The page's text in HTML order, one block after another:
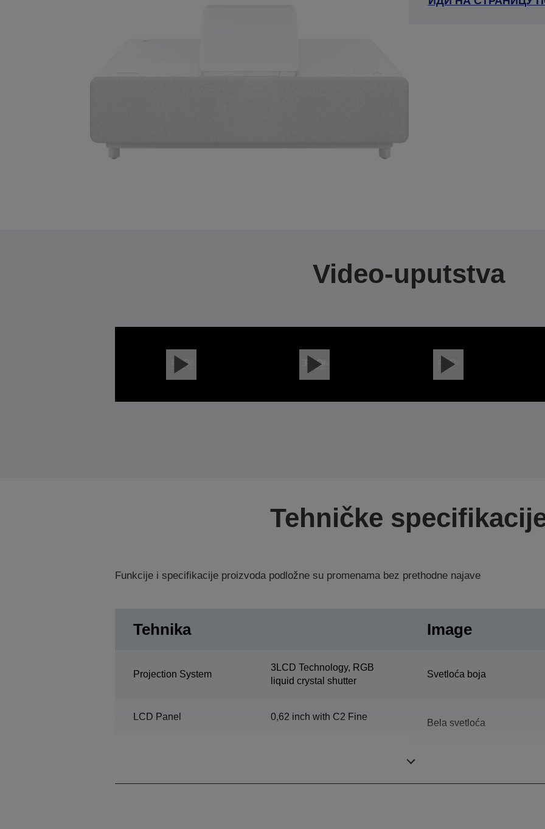
Video-uputstva
Tehničke
Funkcije i specifikacije proizvoda podložne su promenama bez prethodne najave
Tehnika
Projection System
3LCD Technology, RGB
liquid crystal shutter
LCD Panel 0,62 inch with C2 Fine
Image
Svetloća boja
Bela svetloća